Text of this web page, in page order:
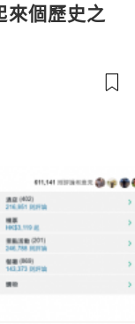
來個歷史之